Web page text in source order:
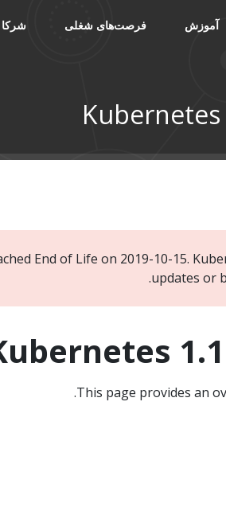
آموزش فرصت‌های شغلی شرکا
Kubernetes
End of Life on 2019-10-15.
updates or
.
This page provides an